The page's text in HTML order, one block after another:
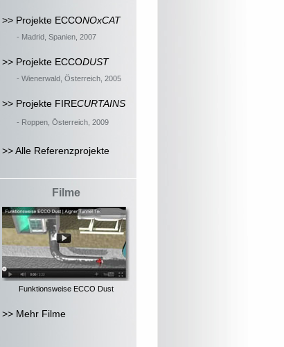
>> Projekte ECCONOxCAT
- Madrid, Spanien, 2007
>> Projekte ECCODUST
- Wienerwald, Österreich, 2005
>> Projekte FIRECURTAINS
- Roppen, Österreich, 2009
>> Alle Referenzprojekte
Filme
Funktionsweise ECCO Dust
>> Mehr Filme